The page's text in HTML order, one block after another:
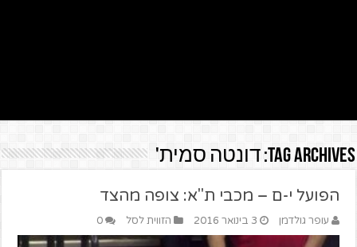
Tag Archives: דונטה סמית'
הפועל י-ם – מכבי ת"א: צופה מהצד
עופר גולדמן 3 בינואר 2016 הזווית לסל 0